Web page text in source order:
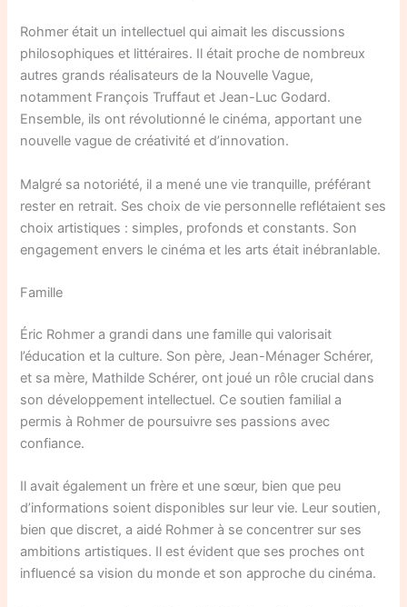
Rohmer était un intellectuel qui aimait les discussions
philosophiques et littéraires. Il était proche de nombreux
autres grands réalisateurs de la Nouvelle Vague,
notamment François Truffaut et Jean-Luc Godard.
Ensemble, ils ont révolutionné le cinéma, apportant une
nouvelle vague de créativité et d’innovation.
Malgré sa notoriété, il a mené une vie tranquille, préférant
rester en retrait. Ses choix de vie personnelle reflétaient ses
choix artistiques : simples, profonds et constants. Son
engagement envers le cinéma et les arts était inébranlable.
Famille
Éric Rohmer a grandi dans une famille qui valorisait
l’éducation et la culture. Son père, Jean-Ménager Schérer,
et sa mère, Mathilde Schérer, ont joué un rôle crucial dans
son développement intellectuel. Ce soutien familial a
permis à Rohmer de poursuivre ses passions avec
confiance.
Il avait également un frère et une sœur, bien que peu
d’informations soient disponibles sur leur vie. Leur soutien,
bien que discret, a aidé Rohmer à se concentrer sur ses
ambitions artistiques. Il est évident que ses proches ont
influencé sa vision du monde et son approche du cinéma.